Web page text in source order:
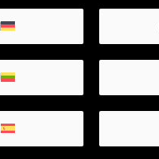
PRANEŠK MAN